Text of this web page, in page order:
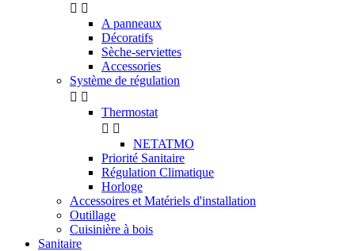
 
A panneaux
Décoratifs
Sèche-serviettes
Accessories
Système de régulation
 
Thermostat
 
NETATMO
Priorité Sanitaire
Régulation Climatique
Horloge
Accessoires et Matériels d'installation
Outillage
Cuisinière à bois
Sanitaire